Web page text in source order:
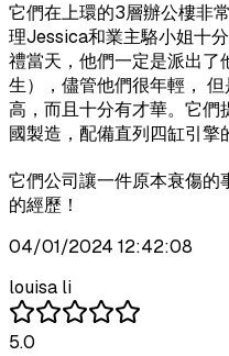
它們在上環的3層辦公樓非
理Jessica和業主駱小姐十
禮當天，他們一定是派出了
生），儘管他們很年輕，
高，而且十分有才華。它們
國製造，配備直列四缸引擎
它們公司讓一件原本衰傷的
的經歷！
04/01/2024 12:42:08
louisa li
5.0